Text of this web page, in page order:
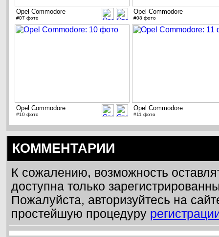
Opel Commodore
#07 фото
Opel Commodore
#08 фото
Opel Commodore
#10 фото
Opel Commodore
#11 фото
КОММЕНТАРИИ
К сожалению, возможность
доступна только
Пожалуйста, авторизуйтесь на
простейшую процедуру